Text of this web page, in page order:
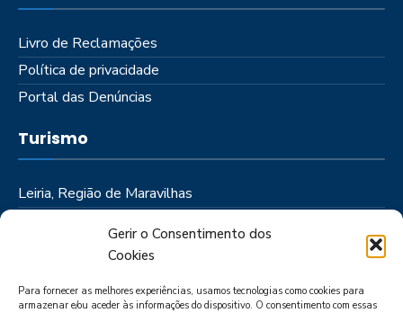
Gerir o Consentimento dos
Cookies
Para fornecer as melhores experiências, usamos tecnologias como cookies para
armazenar e/ou aceder às informações do dispositivo. O consentimento com essas
Livro de Reclamações
Política de privacidade
Portal das Denúncias
Turismo
Leiria, Região de Maravilhas
Roteiros